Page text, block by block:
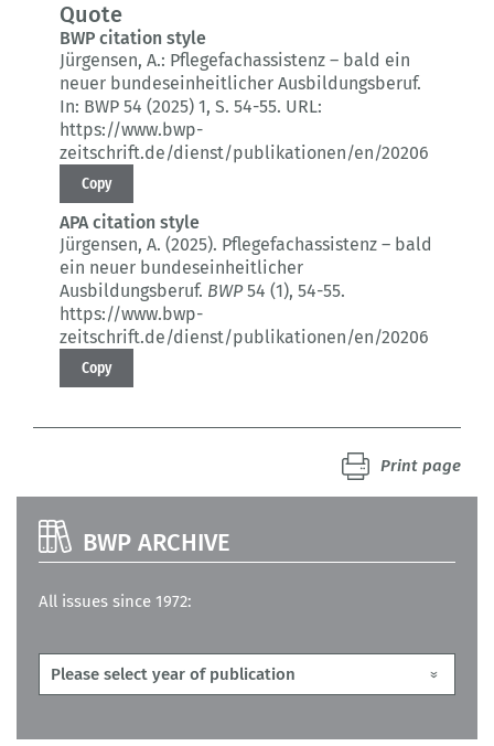
Quote
BWP citation style
Jürgensen, A.: Pflegefachassistenz – bald ein
neuer bundeseinheitlicher Ausbildungsberuf.
In: BWP 54 (2025) 1, S. 54-55. URL:
https://www.bwp-
zeitschrift.de/dienst/publikationen/en/20206
Copy
APA citation style
Jürgensen, A. (2025). Pflegefachassistenz – bald
ein neuer bundeseinheitlicher
Ausbildungsberuf. BWP54 (1), 54-55.
https://www.bwp-
zeitschrift.de/dienst/publikationen/en/20206
Copy
Print page
BWP ARCHIVE
All issues since 1972: